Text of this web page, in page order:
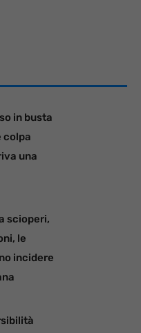
in busta
colpa
una
scioperi,
le
incidere